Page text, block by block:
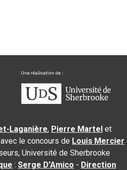
Laganière, Pierre Martel et
le concours de Louis Mercier
Université de Sherbrooke
:Serge D’Amico - Direction